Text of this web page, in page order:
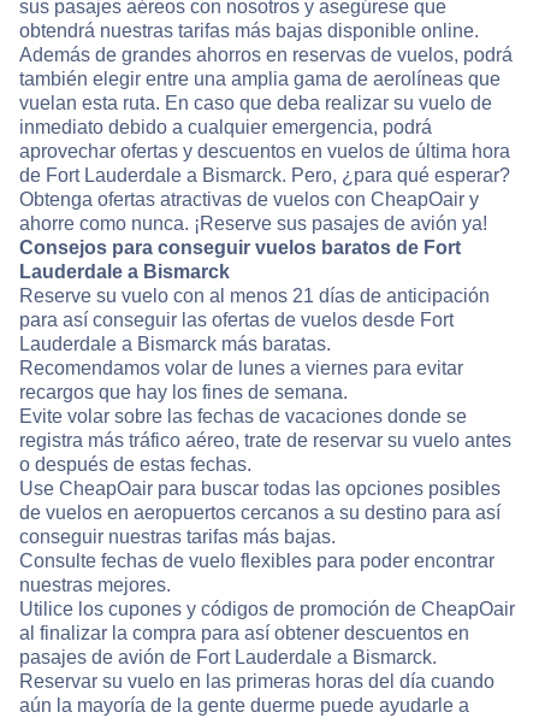
sus pasajes aéreos con nosotros y asegúrese que
obtendrá nuestras tarifas más bajas disponible online.
Además de grandes ahorros en reservas de vuelos, podrá
también elegir entre una amplia gama de aerolíneas que
vuelan esta ruta. En caso que deba realizar su vuelo de
inmediato debido a cualquier emergencia, podrá
aprovechar ofertas y descuentos en vuelos de última hora
de Fort Lauderdale a Bismarck. Pero, ¿para qué esperar?
Obtenga ofertas atractivas de vuelos con CheapOair y
ahorre como nunca. ¡Reserve sus pasajes de avión ya!
Consejos para conseguir vuelos baratos de Fort
Lauderdale a Bismarck
Reserve su vuelo con al menos 21 días de anticipación
para así conseguir las ofertas de vuelos desde Fort
Lauderdale a Bismarck más baratas.
Recomendamos volar de lunes a viernes para evitar
recargos que hay los fines de semana.
Evite volar sobre las fechas de vacaciones donde se
registra más tráfico aéreo, trate de reservar su vuelo antes
o después de estas fechas.
Use CheapOair para buscar todas las opciones posibles
de vuelos en aeropuertos cercanos a su destino para así
conseguir nuestras tarifas más bajas.
Consulte fechas de vuelo flexibles para poder encontrar
nuestras mejores.
Utilice los cupones y códigos de promoción de CheapOair
al finalizar la compra para así obtener descuentos en
pasajes de avión de Fort Lauderdale a Bismarck.
Reservar su vuelo en las primeras horas del día cuando
aún la mayoría de la gente duerme puede ayudarle a